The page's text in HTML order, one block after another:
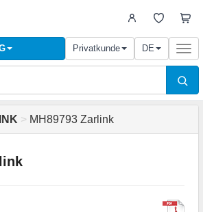
Privatkunde DE
> MH89793 Zarlink